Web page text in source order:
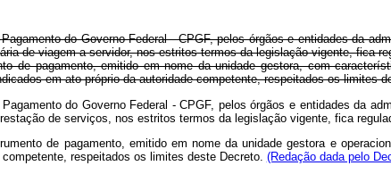
do Governo Federal - CPGF, pelos órgãos e entidades da
de viagem a servidor, nos estritos termos da legislação vigente, fica
de pagamento, emitido em nome da unidade gestora, com
em ato próprio da autoridade competente, respeitados os limites
do Governo Federal - CPGF, pelos órgãos e entidades da
de serviços, nos estritos termos da legislação vigente, fica
de pagamento, emitido em nome da unidade gestora e
respeitados os limites deste Decreto. (Redação dada pelo